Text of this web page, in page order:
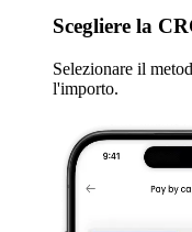
Scegliere la
Selezionare il
l'importo.